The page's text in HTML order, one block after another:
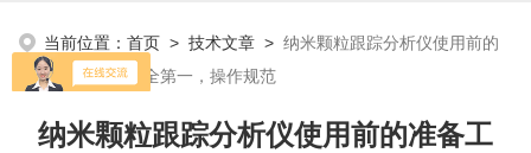
当前位置：首页 >技术文章 >纳米颗粒跟踪分析仪使用前的
准备工作：安全第一，操作规范
纳米颗粒跟踪分析仪使用前的准备工